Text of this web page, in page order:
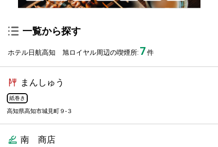
一覧から探す
ホテル日航高知 旭ロイヤル周辺の喫煙所: 7件
まんしゅう
紙巻き
高知県高知市城見町９-３
南 商店